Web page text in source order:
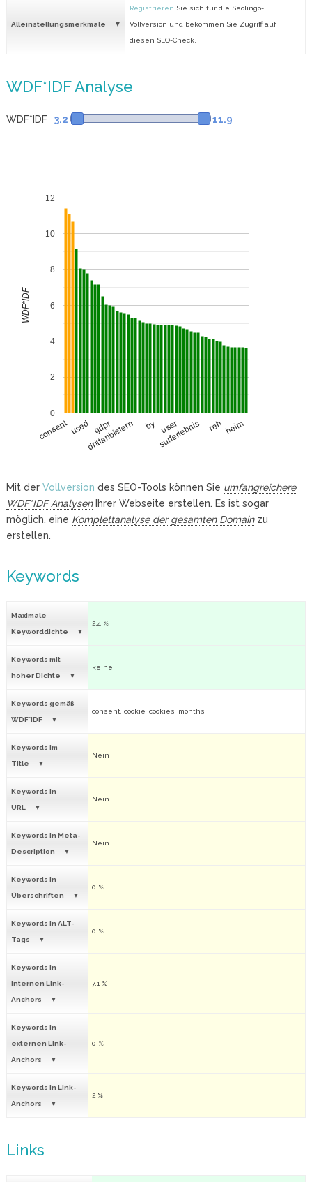
Alleinstellungsmerkmale
Registrieren Sie sich für die Seolingo-
Vollversion und bekommen Sie Zugriff auf
diesen SEO-Check.
WDF*IDF Analyse
WDF*IDF 3.2 11.9
consentused gdpr
drittanbietern by user
surferlebnis reh heim
0
2
4
6
8
10
12
WDF*IDF
Mit der Vollversion des SEO-Tools können Sie umfangreichere
WDF*IDF AnalysenIhrer Webseite erstellen. Es ist sogar
möglich, eine Komplettanalyse der gesamten Domainzu
erstellen.
Keywords
Maximale
Keyworddichte
2.4 %
Keywords mit
hoher Dichte
keine
Keywords gemäß
WDF*IDF
consent, cookie, cookies, months
Keywords im
Title
Nein
Keywords in
URL
Nein
Keywords in Meta-
Description
Nein
Keywords in
Überschriften
0 %
Keywords in ALT-
Tags
0 %
Keywords in
internen Link-
Anchors
7.1 %
Keywords in
externen Link-
Anchors
0 %
Keywords in Link-
Anchors
2 %
Links